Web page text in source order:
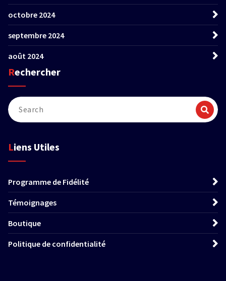
octobre 2024
septembre 2024
août 2024
Rechercher
Liens Utiles
Programme de Fidélité
Témoignages
Boutique
Politique de confidentialité